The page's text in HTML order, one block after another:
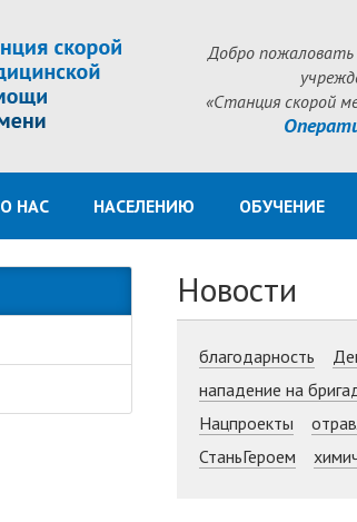
Добро
«Станция скорой
О НАС НАСЕЛЕНИЮ ОБУЧЕНИЕ
Новости
благодарность
нападение на
Нацпроекты
СтаньГероем